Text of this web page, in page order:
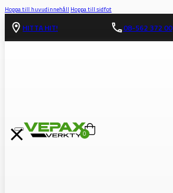
Hoppa till huvudinnehåll Hoppa till sidfot
HITTA HIT! 08-562 372 00
0